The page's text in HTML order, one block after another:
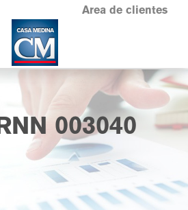
Area de clientes
003040